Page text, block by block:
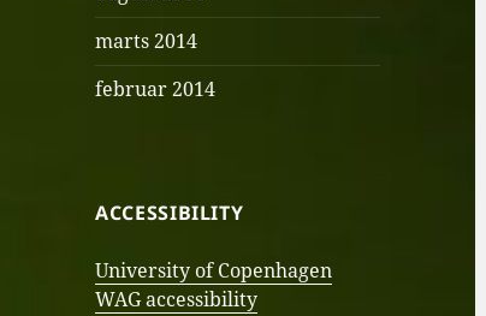
marts 2014
februar 2014
ACCESSIBILITY
University of Copenhagen
WAG accessibility